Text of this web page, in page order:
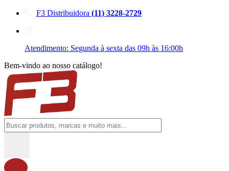
F3 Distribuidora (11) 3228-2729
Atendimento: Segunda à sexta das 09h às 16:00h
Bem-vindo ao nosso catálogo!